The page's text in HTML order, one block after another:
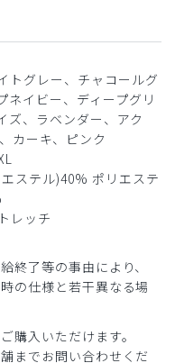
トグレー、チャコールグ
ネイビー、ディープグリ
ズ、ラベンダー、アク
カーキ、ピンク
ステル)40% ポリエステ
レッチ
終了等の事由により、
の仕様と若干異なる場
購入いただけます。
までお問い合わせくだ